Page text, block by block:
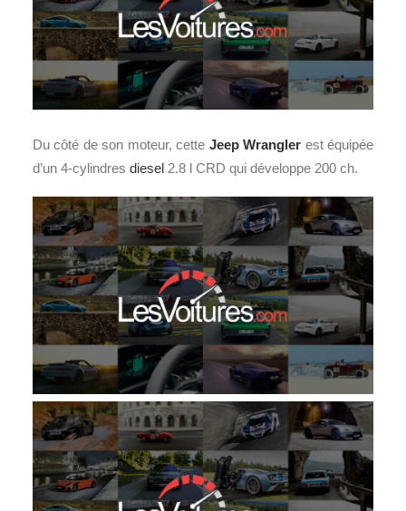
Du côté de son moteur, cette Jeep Wrangler est équipée
d’un 4-cylindres diesel 2.8 l CRD qui développe 200 ch.